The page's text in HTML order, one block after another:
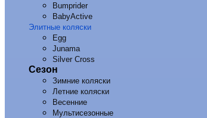
Bumprider
BabyActive
Элитные коляски
Egg
Junama
Silver Cross
Сезон
Зимние коляски
Летние коляски
Весенние
Мультисезонные